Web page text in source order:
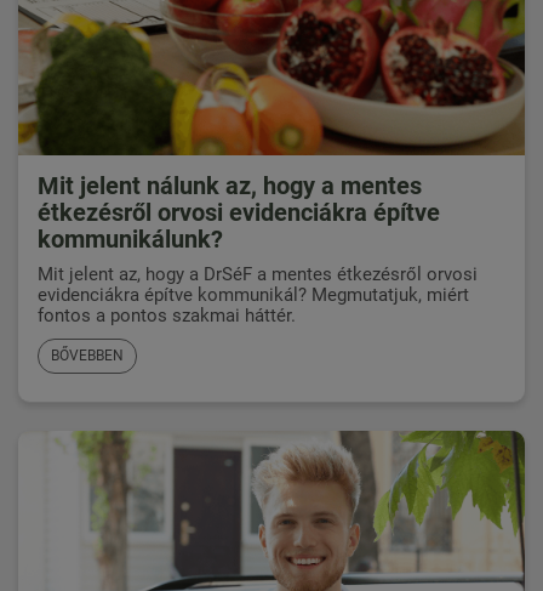
Mit jelent nálunk az, hogy a mentes
étkezésről orvosi evidenciákra építve
kommunikálunk?
Mit jelent az, hogy a DrSéF a mentes étkezésről orvosi
evidenciákra építve kommunikál? Megmutatjuk, miért
fontos a pontos szakmai háttér.
BŐVEBBEN